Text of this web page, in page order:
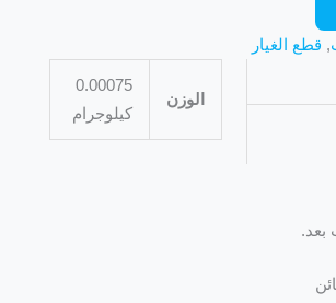
, قطع الغيار
الوزن
0.00075
كيلوجرام
بعد.